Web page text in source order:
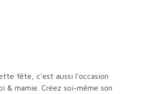
fête, c’est aussi l’occasion
& mamie. Créez soi-même son